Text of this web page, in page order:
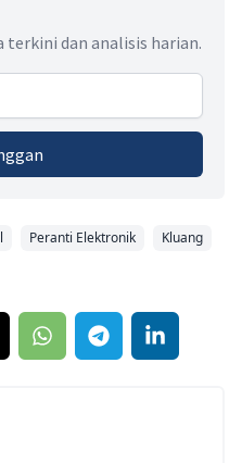
terkini dan analisis harian.
Peranti Elektronik
Kluang